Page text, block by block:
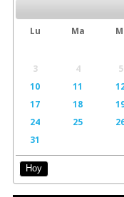
Lu Ma
3
4 5
10
11
17
18
24
25
31
Hoy